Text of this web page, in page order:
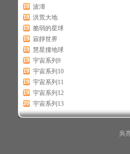
191 波濤
192 洪荒大地
193 脆弱的星球
194 寂靜世界
195 慧星撞地球
196 宇宙系列9
197 宇宙系列10
198 宇宙系列11
199 宇宙系列12
200 宇宙系列13
吳